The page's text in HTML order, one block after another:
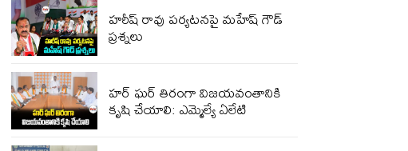
హరీష్ రావు పర్యటనపై మహేష్ గౌడ్
ప్రశ్నలు
హర్ ఘర్ తిరంగా విజయవంతానికి
కృషి చేయాలి: ఎమ్మెల్యే ఏలేటి